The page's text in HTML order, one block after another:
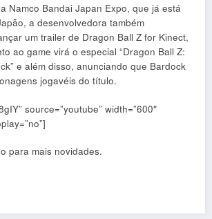
Namco Bandai Japan Expo, que já está
a desenvolvedora também
um trailer de Dragon Ball Z for Kinect,
ao game virá o especial “Dragon Ball Z:
e além disso, anunciando que Bardock
jogavéis do título.
source=”youtube” width=”600″
para mais novidades.